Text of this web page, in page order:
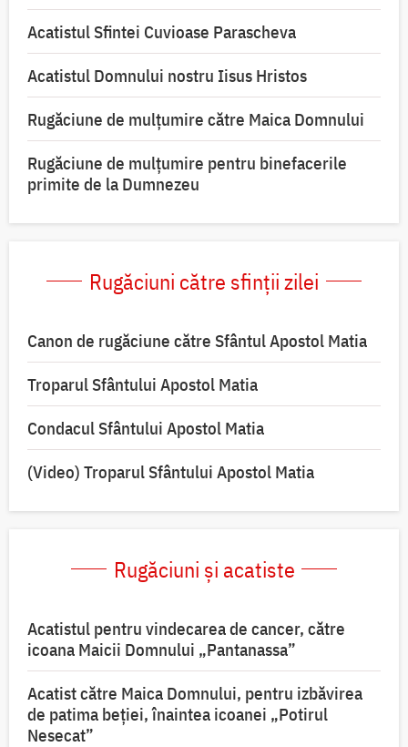
Acatistul Sfintei Cuvioase Parascheva
Acatistul Domnului nostru Iisus Hristos
Rugăciune de mulţumire către Maica Domnului
Rugăciune de mulțumire pentru binefacerile
primite de la Dumnezeu
Rugăciuni către sfinții zilei
Canon de rugăciune către Sfântul Apostol Matia
Troparul Sfântului Apostol Matia
Condacul Sfântului Apostol Matia
(Video) Troparul Sfântului Apostol Matia
Rugăciuni și acatiste
Acatistul pentru vindecarea de cancer, către
icoana Maicii Domnului „Pantanassa”
Acatist către Maica Domnului, pentru izbăvirea
de patima beției, înaintea icoanei „Potirul
Nesecat”